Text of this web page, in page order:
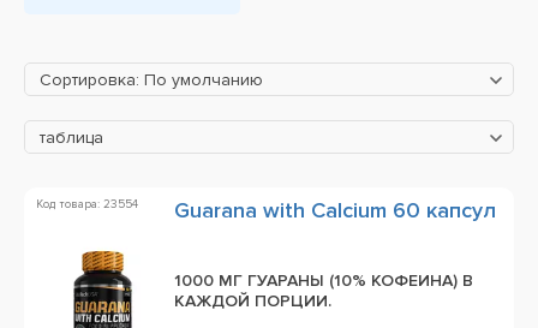
Сортировка: По умолчанию
таблица
Код товара: 23554 Guarana with Calcium 60 капсул
1000 МГ ГУАРАНЫ (10% КОФЕИНА) В
КАЖДОЙ ПОРЦИИ.